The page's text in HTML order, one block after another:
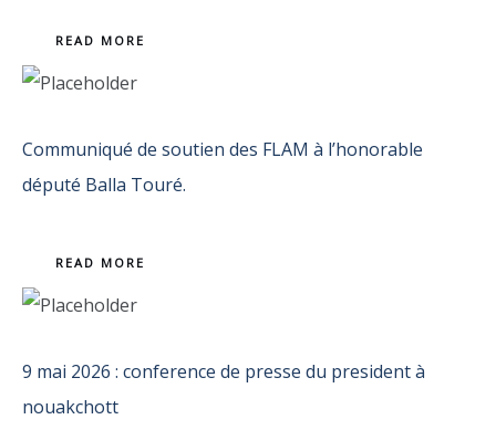
READ MORE
Communiqué de soutien des FLAM à l’honorable
député Balla Touré.
READ MORE
9 mai 2026 : conference de presse du president à
nouakchott